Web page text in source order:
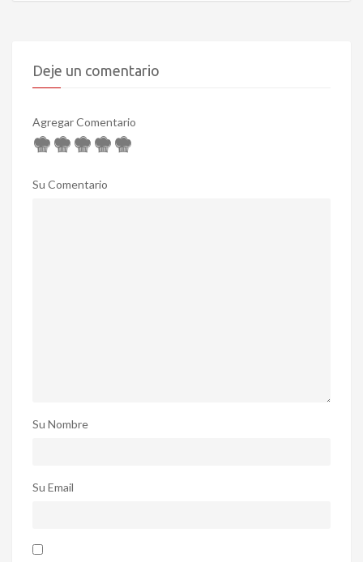
Deje un comentario
Agregar Comentario
Su Comentario
Su Nombre
Su Email